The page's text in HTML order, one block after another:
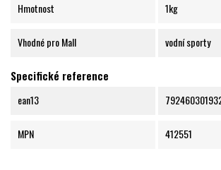
Hmotnost 1kg
Vhodné pro Mall vodní sporty
Specifické reference
ean13
MPN 412551